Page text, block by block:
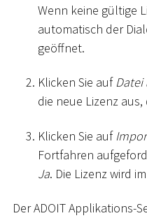
Wenn keine gültige
automatisch der
geöffnet.
Klicken Sie aufDatei
die neue Lizenz
Klicken Sie auf
Fortfahren
Ja. Die Lizenz wird
Der ADOIT Applikations-